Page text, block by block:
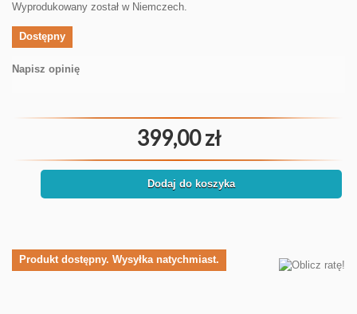
Wyprodukowany został w Niemczech.
Dostępny
Napisz opinię
399,00 zł
Dodaj do koszyka
Produkt dostępny. Wysyłka natychmiast.